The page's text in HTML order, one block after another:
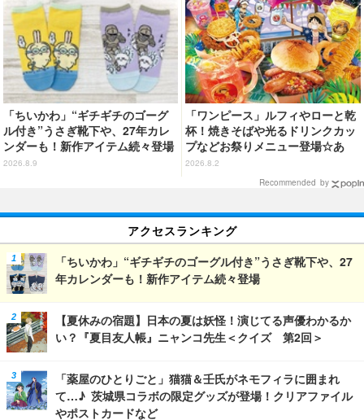
「ちいかわ」“ギチギチのゴーグ
ル付き”うさぎ靴下や、27年カレ
ンダーも！新作アイテム続々登場
2026.8.9
「ワンピース」ルフィやローと乾
杯！焼きそばや光るドリンクカッ
プなどお祭りメニュー登場☆あ
の“麦わら帽子”もグッズ化!? 【U
SJ「ワンピース・プレミア・サマ
2026.8.2
Recommended by
アクセスランキング
「ちいかわ」“ギチギチのゴーグル付き”うさぎ靴下や、27
年カレンダーも！新作アイテム続々登場
【夏休みの宿題】日本の夏は妖怪！演じてる声優わかるか
い？『夏目友人帳』ニャンコ先生＜クイズ 第2回＞
「薬屋のひとりごと」猫猫＆壬氏がネモフィラに囲まれ
て…♪ 茨城県コラボの限定グッズが登場！クリアファイル
やポストカードなど